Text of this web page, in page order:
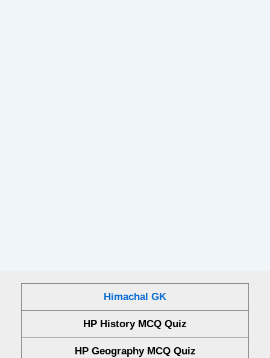
Himachal GK
HP History MCQ Quiz
HP Geography MCQ Quiz